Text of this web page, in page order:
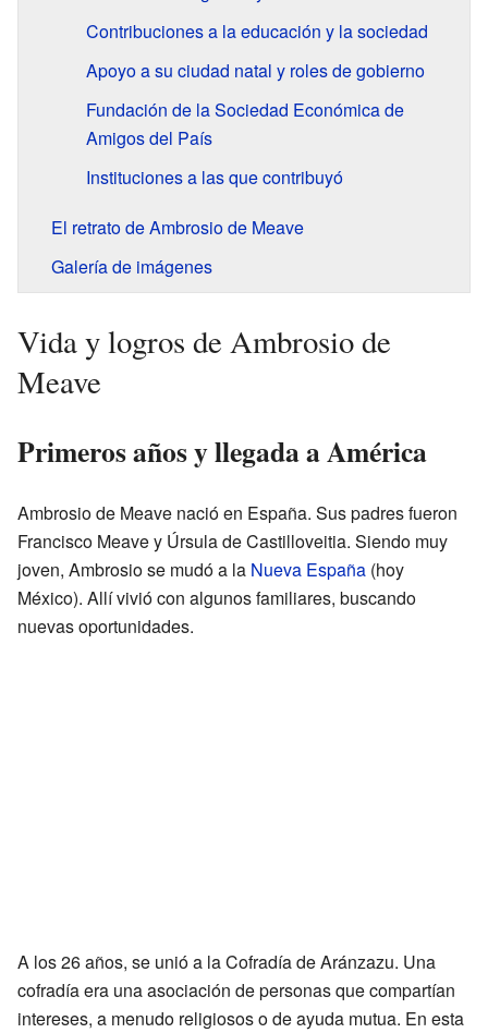
Contribuciones a la educación y la sociedad
Apoyo a su ciudad natal y roles de gobierno
Fundación de la Sociedad Económica de
Amigos del País
Instituciones a las que contribuyó
El retrato de Ambrosio de Meave
Galería de imágenes
Vida y logros de Ambrosio de
Meave
Primeros años y llegada a América
Ambrosio de Meave nació en España. Sus padres fueron
Francisco Meave y Úrsula de Castilloveitia. Siendo muy
joven, Ambrosio se mudó a la Nueva España (hoy
México). Allí vivió con algunos familiares, buscando
nuevas oportunidades.
A los 26 años, se unió a la Cofradía de Aránzazu. Una
cofradía era una asociación de personas que compartían
intereses, a menudo religiosos o de ayuda mutua. En esta